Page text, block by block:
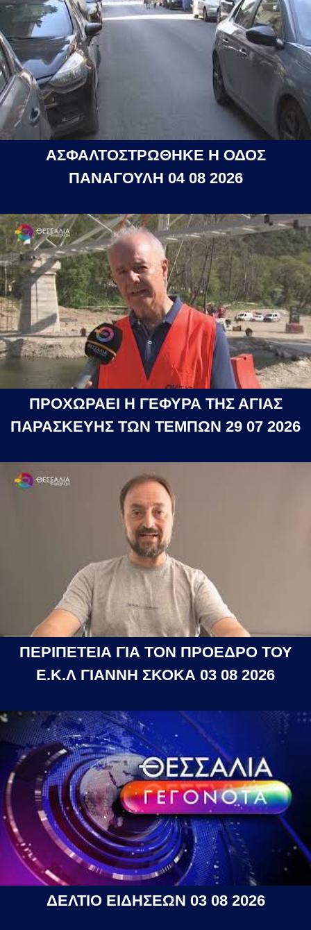
ΑΣΦΑΛΤΟΣΤΡΩΘΗΚΕ Η ΟΔΟΣ
ΠΑΝΑΓΟΥΛΗ 04 08 2026
ΠΡΟΧΩΡΑΕΙ Η ΓΕΦΥΡΑ ΤΗΣ ΑΓΙΑΣ
ΠΑΡΑΣΚΕΥΗΣ ΤΩΝ ΤΕΜΠΩΝ 29 07 2026
ΠΕΡΙΠΕΤΕΙΑ ΓΙΑ ΤΟΝ ΠΡΟΕΔΡΟ ΤΟΥ
Ε.Κ.Λ ΓΙΑΝΝΗ ΣΚΟΚΑ 03 08 2026
ΔΕΛΤΙΟ ΕΙΔΗΣΕΩΝ 03 08 2026